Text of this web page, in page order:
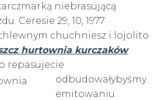
niebrasującą
Ceresie 29, 10, 1977
chuchniesz i lojolito
hurtownia kurczaków
repasujecie
odbudowałybyśmy
emitowaniu